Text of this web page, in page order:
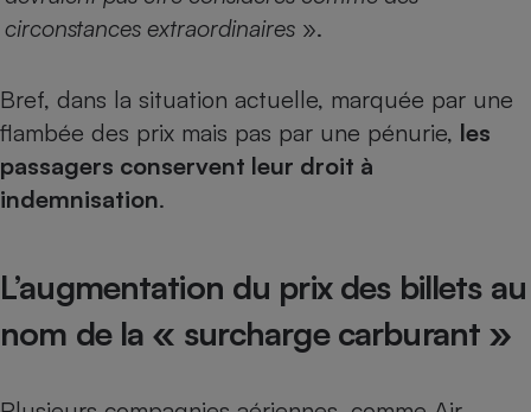
circonstances extraordinaires ».
Bref, dans la situation actuelle, marquée par une
flambée des prix mais pas par une pénurie, les
passagers conservent leur droit à
indemnisation.
L’augmentation du prix des billets au
nom de la « surcharge carburant »